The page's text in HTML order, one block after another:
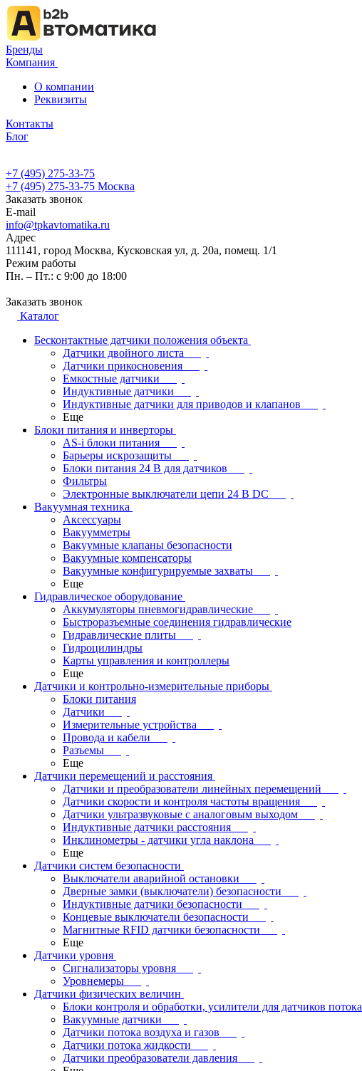
Бренды
Компания
О компании
Реквизиты
Контакты
Блог
+7 (495) 275-33-75
+7 (495) 275-33-75 Москва
Заказать звонок
E-mail
info@tpkavtomatika.ru
Адрес
111141, город Москва, Кусковская ул, д. 20а, помещ. 1/1
Режим работы
Пн. – Пт.: с 9:00 до 18:00
Заказать звонок
Каталог
Бесконтактные датчики положения объекта
Датчики двойного листа
Датчики прикосновения
Емкостные датчики
Индуктивные датчики
Индуктивные датчики для приводов и клапанов
Еще
Блоки питания и инверторы
AS-i блоки питания
Барьеры искрозащиты
Блоки питания 24 В для датчиков
Фильтры
Электронные выключатели цепи 24 В DC
Вакуумная техника
Аксессуары
Вакуумметры
Вакуумные клапаны безопасности
Вакуумные компенсаторы
Вакуумные конфигурируемые захваты
Еще
Гидравлическое оборудование
Аккумуляторы пневмогидравлические
Быстроразъемные соединения гидравлические
Гидравлические плиты
Гидроцилиндры
Карты управления и контроллеры
Еще
Датчики и контрольно-измерительные приборы
Блоки питания
Датчики
Измерительные устройства
Провода и кабели
Разъемы
Еще
Датчики перемещений и расстояния
Датчики и преобразователи линейных перемещений
Датчики скорости и контроля частоты вращения
Датчики ультразвуковые с аналоговым выходом
Индуктивные датчики расстояния
Инклинометры - датчики угла наклона
Еще
Датчики систем безопасности
Выключатели аварийной остановки
Дверные замки (выключатели) безопасности
Индуктивные датчики безопасности
Концевые выключатели безопасности
Магнитные RFID датчики безопасности
Еще
Датчики уровня
Сигнализаторы уровня
Уровнемеры
Датчики физических величин
Блоки контроля и обработки, усилители для датчиков потока
Вакуумные датчики
Датчики потока воздуха и газов
Датчики потока жидкости
Датчики преобразователи давления